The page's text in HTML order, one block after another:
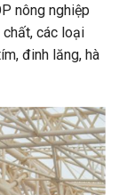
nông nghiệp
các loại
đinh lăng, hà